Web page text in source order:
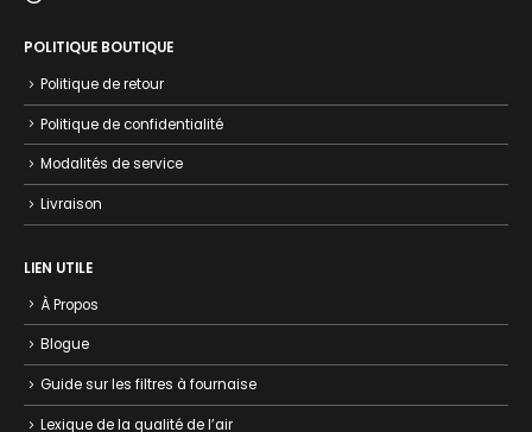
POLITIQUE BOUTIQUE
Politique de retour
Politique de confidentialité
Modalités de service
Livraison
LIEN UTILE
À Propos
Blogue
Guide sur les filtres à fournaise
Lexique de la qualité de l’air